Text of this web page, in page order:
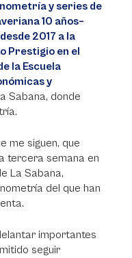
y series de
10 años–
2017 a la
Prestigio en el
la Escuela
y
Sabana, donde
me siguen, que
tercera semana en
La Sabana,
del que han
importantes
seguir